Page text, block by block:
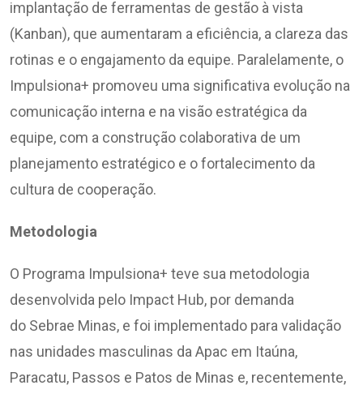
implantação de ferramentas de gestão à vista
(Kanban), que aumentaram a eficiência, a clareza das
rotinas e o engajamento da equipe. Paralelamente, o
Impulsiona+ promoveu uma significativa evolução na
comunicação interna e na visão estratégica da
equipe, com a construção colaborativa de um
planejamento estratégico e o fortalecimento da
cultura de cooperação.
Metodologia
O Programa Impulsiona+ teve sua metodologia
desenvolvida pelo Impact Hub, por demanda
do Sebrae Minas, e foi implementado para validação
nas unidades masculinas da Apac em Itaúna,
Paracatu, Passos e Patos de Minas e, recentemente,